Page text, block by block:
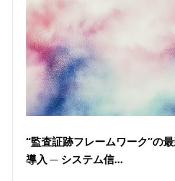
“監査証跡フレームワーク”の
導入 ─ システム信...